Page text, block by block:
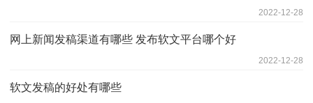
2022-12-28
网上新闻发稿渠道有哪些 发布软文平台哪个好
2022-12-28
软文发稿的好处有哪些